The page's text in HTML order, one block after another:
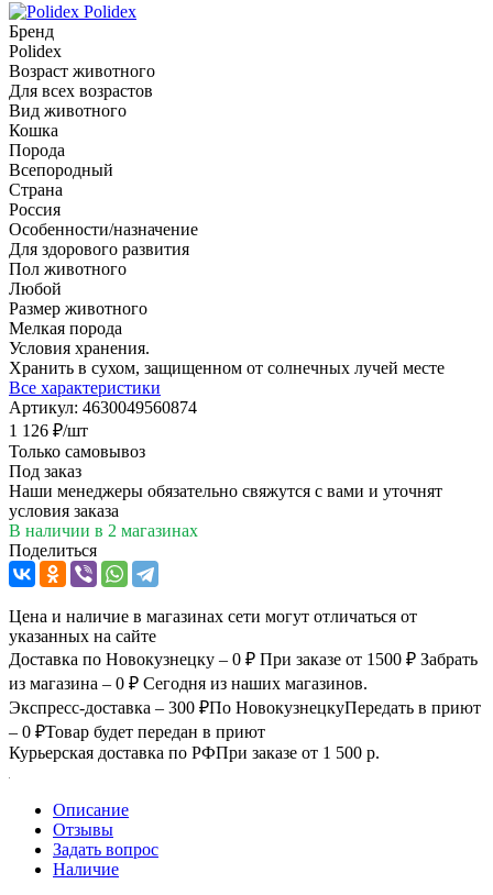
Polidex
Бренд
Polidex
Возраст животного
Для всех возрастов
Вид животного
Кошка
Порода
Всепородный
Страна
Россия
Особенности/назначение
Для здорового развития
Пол животного
Любой
Размер животного
Мелкая порода
Условия хранения.
Хранить в сухом, защищенном от солнечных лучей месте
Все характеристики
Артикул: 4630049560874
1 126 ₽/шт
Только самовывоз
Под заказ
Наши менеджеры обязательно свяжутся с вами и уточнят
условия заказа
В наличии в 2 магазинах
Поделиться
Цена и наличие в магазинах сети могут отличаться от
указанных на сайте
Доставка по Новокузнецку – 0 ₽ При заказе от 1500 ₽ Забрать
из магазина – 0 ₽ Сегодня из наших магазинов.
Экспресс-доставка – 300 ₽По НовокузнецкуПередать в приют
– 0 ₽Товар будет передан в приют
Курьерская доставка по РФПри заказе от 1 500 р.
Описание
Отзывы
Задать вопрос
Наличие